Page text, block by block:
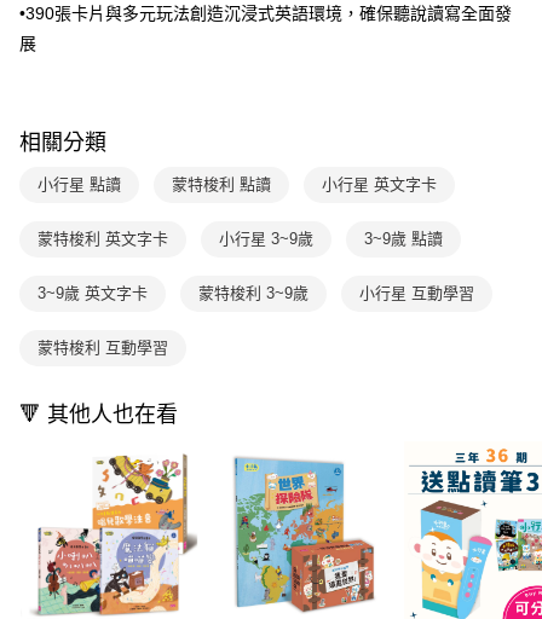
台灣樂天信用卡公司
成交易。
4.訂單成立30分鐘內，如未前往確認交易或遇審核未通過，訂單將自動取
1.分期款項不併入電信帳單，「大哥付你分期」於每月結算日後寄送繳費提
2.透過簡訊連結打開帳單後，可選擇「超商條碼／台灣大直營門市／銀行轉
【注意事項】
用戶於交易時，得透過本服務購買商品或服務，並由商店將買賣／分期付款
2.基於同意付款使用「大哥付你分期」之契約關係目的，商店將以您的個人
資料（包含姓名、電話或地址）提供予台灣大哥大進項蒐集、處理及利用，
3.完整用戶服務條款，請詳閱以下連結：
AFTEE先享後付是「在收到商品之後才付款」的支付方式。 讓您購物簡單
便利好安心！
【「AFTEE先享後付」結帳流程】
結帳頁面，進行簡訊認證並確認金額後，即可完成結帳。
３．收到繳費通知簡訊後14天內，點擊此簡訊中的連結，可透過四大超商／
購買商品的店家。未經商家同意取消之訂單仍視為有效，需透過AFTEE先享
※ 交易是否成功請以「AFTEE先享後付 」之結帳頁面顯示為準，若有關於
１．透過由恩沛科技股份有限公司提供之「AFTEE先享後付」服務完成之交
易，需依本服務之必要範圍內提供個人資料，並將交易相關給付款項請求債
權轉讓予恩沛科技股份有限公司。
２．關於個人資料處理事宜，請瀏覽以下網址：
https://aftee.tw/terms/#terms3
３．未成年的使用者請事先徵得法定代理人或監護人之同意方可使用
「AFTEE先享後付」，若未經同意申辦者引起之損失，本公司不負相關責
任。
ATM付款
每筆NT$70，滿NT$800(含以上)免運費
離島宅配（澎湖、金門、馬祖、小琉球；不適用於郵局i郵箱）
•390張卡片與多元玩法創造沉浸式英語環境，確保聽說讀寫全面發
展
相關分類
小行星 點讀 蒙特梭利 點讀 小行星 英文字卡
蒙特梭利 英文字卡 小行星 3~9歲 3~9歲 點讀
3~9歲 英文字卡 蒙特梭利 3~9歲 小行星 互動學習
蒙特梭利 互動學習
🔻 其他人也在看